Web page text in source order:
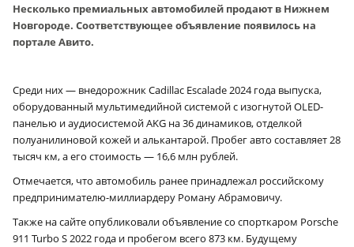
Несколько премиальных автомобилей продают в Нижнем
Новгороде. Соответствующее объявление появилось на
портале Авито.
Среди них — внедорожник Cadillac Escalade 2024 года выпуска,
оборудованный мультимедийной системой с изогнутой OLED-
панелью и аудиосистемой AKG на 36 динамиков, отделкой
полуанилиновой кожей и алькантарой. Пробег авто составляет 28
тысяч км, а его стоимость — 16,6 млн рублей.
Отмечается, что автомобиль ранее принадлежал российскому
предпринимателю-миллиардеру Роману Абрамовичу.
Также на сайте опубликовали объявление со спорткаром Porsche
911 Turbo S 2022 года и пробегом всего 873 км. Будущему